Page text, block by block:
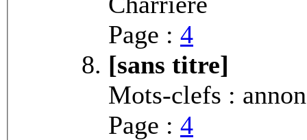
Page : 4
[sans titre]
Mots-clefs :
Page : 4